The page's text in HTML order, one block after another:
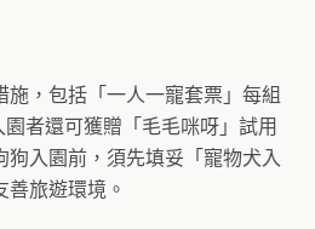
施，包括「一人一寵套票」每組
者還可獲贈「毛毛咪呀」試用
狗入園前，須先填妥「寵物犬入
善旅遊環境。